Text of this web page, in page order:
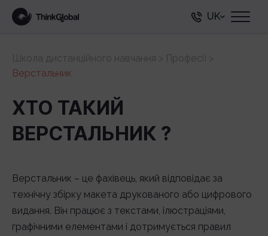
UK
Школа дистанційного навчання > Професії >
Верстальник
ХТО ТАКИЙ
ВЕРСТАЛЬНИК ?
Верстальник – це фахівець, який відповідає за
технічну збірку макета друкованого або цифрового
видання. Він працює з текстами, ілюстраціями,
графічними елементами і дотримується правил